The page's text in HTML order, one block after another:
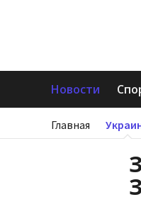
Новости
Главная